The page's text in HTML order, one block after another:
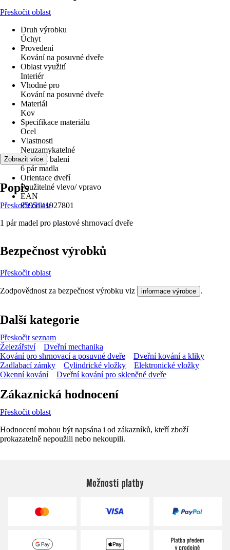
Přeskočit oblast
Druh výrobku
Úchyt
Provedení
Kování na posuvné dveře
Oblast využití
Interiér
Vhodné pro
Kování na posuvné dveře
Materiál
Kov
Specifikace materiálu
Ocel
Vlastnosti
Neuzamykatelné
Součástí balení
6 pár madla
Orientace dveří
Použitelné vlevo/ vpravo
EAN
8595141927801
Zobrazit více
Popis
Přeskočit oblast
1 pár madel pro plastové shrnovací dveře
Bezpečnost výrobků
Přeskočit oblast
Zodpovědnost za bezpečnost výrobku viz informace výrobce .
Další kategorie
Přeskočit seznam
Železářství
Dveřní mechanika
Kování pro shrnovací a posuvné dveře
Dveřní kování a kliky
Zadlabací zámky
Cylindrické vložky
Elektronické vložky
Okenní kování
Dveřní kování pro skleněné dveře
Zákaznická hodnocení
Přeskočit oblast
Hodnocení mohou být napsána i od zákazníků, kteří zboží
prokazatelně nepoužili nebo nekoupili.
Možnosti platby